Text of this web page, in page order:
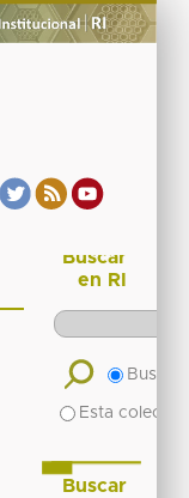
Buscar
en RI
Buscar
Esta
Buscar